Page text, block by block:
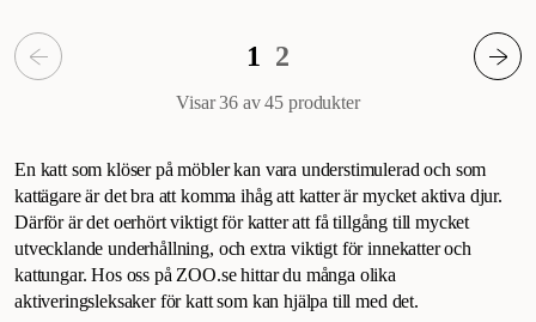
1 2
Visar 36 av 45 produkter
En katt som klöser på möbler kan vara understimulerad och som
kattägare är det bra att komma ihåg att katter är mycket aktiva djur.
Därför är det oerhört viktigt för katter att få tillgång till mycket
utvecklande underhållning, och extra viktigt för innekatter och
kattungar. Hos oss på ZOO.se hittar du många olika
aktiveringsleksaker för katt som kan hjälpa till med det.